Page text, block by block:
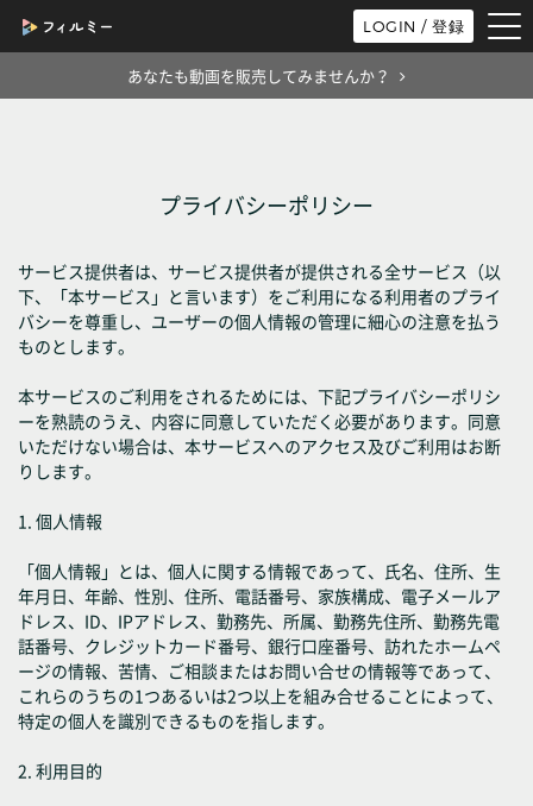
LOGIN / 登録
あなたも動画を販売してみませんか？
プライバシーポリシー
サービス提供者は、サービス提供者が提供される全サービス（以
下、「本サービス」と言います）をご利用になる利用者のプライ
バシーを尊重し、ユーザーの個人情報の管理に細心の注意を払う
ものとします。
本サービスのご利用をされるためには、下記プライバシーポリシ
ーを熟読のうえ、内容に同意していただく必要があります。同意
いただけない場合は、本サービスへのアクセス及びご利用はお断
りします。
1. 個人情報
「個人情報」とは、個人に関する情報であって、氏名、住所、生
年月日、年齢、性別、住所、電話番号、家族構成、電子メールア
ドレス、ID、IPアドレス、勤務先、所属、勤務先住所、勤務先電
話番号、クレジットカード番号、銀行口座番号、訪れたホームペ
ージの情報、苦情、ご相談またはお問い合せの情報等であって、
これらのうちの1つあるいは2つ以上を組み合せることによって、
特定の個人を識別できるものを指します。
2. 利用目的